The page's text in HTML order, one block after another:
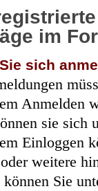
im
sich
Anmelden
sie sich
Einloggen
weitere
können Sie